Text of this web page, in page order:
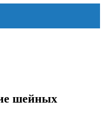
шейных